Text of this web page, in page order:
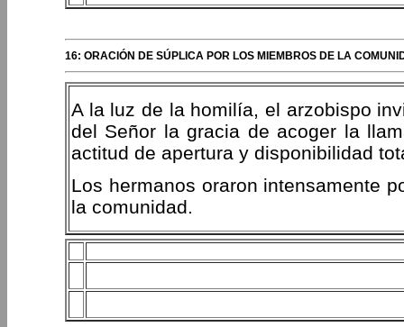
16: ORACIÓN DE SÚPLICA POR LOS MIEMBROS DE LA
A la luz de la homilía, el arzobispo
del Señor la gracia de acoger la
actitud de apertura y disponibilidad
Los hermanos oraron intensamente
la comunidad.